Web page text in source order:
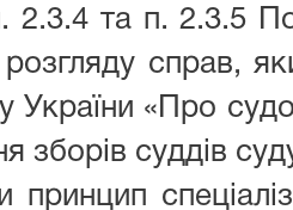
2.3.4 та п. 2.3.5
розгляду справ,
України «Про
зборів суддів
принцип